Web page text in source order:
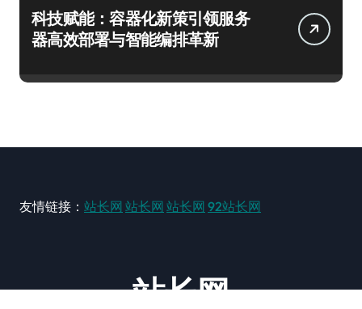
科技赋能：容器化新策引领服务
器高效部署与智能编排革新
友情链接： 站长网 站长网 站长网 92站长网
站长网